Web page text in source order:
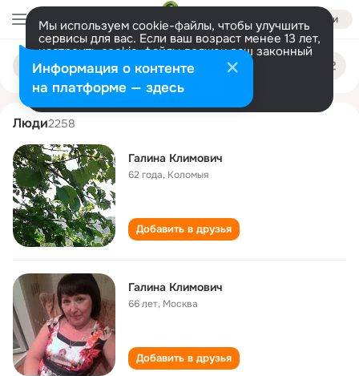
Войти
Мы используем cookie-файлы, чтобы улучшить
сервисы для вас. Если ваш возраст менее 13 лет,
настроить cookie-файлы должен ваш законный
представитель. Больше информации
Разрешить все Настроить
Поиск
людям
galina klimovich
Люди2258
Галина Климович
62 года, Коломыя
Добавить в друзья
Галина Климович
66 лет, Москва
Добавить в друзья
Информация о контенте
на платформе — здесь